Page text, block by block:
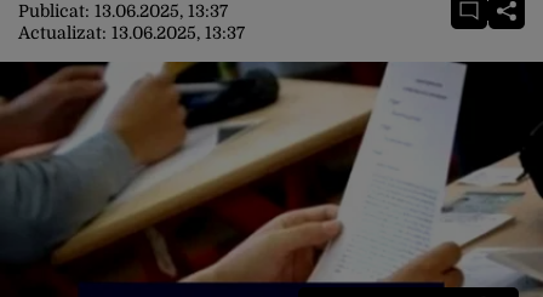
Publicat: 13.06.2025, 13:37
Actualizat: 13.06.2025, 13:37